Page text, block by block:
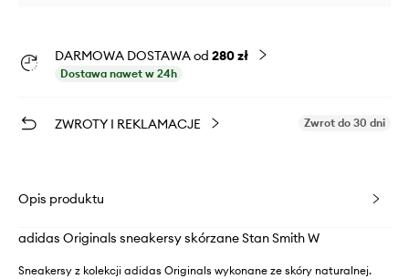
DARMOWA DOSTAWA od 280 zł
Dostawa nawet w 24h
ZWROTY I REKLAMACJE Zwrot do 30 dni
Opis produktu
adidas Originals sneakersy skórzane Stan Smith W
Sneakersy z kolekcji adidas Originals wykonane ze skóry naturalnej.